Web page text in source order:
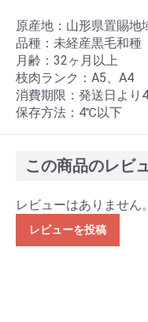
原産地：山形県置賜地
品種：未経産黒毛和種
月齢：32ヶ月以上
枝肉ランク：A5、A4
消費期限：発送日より
保存方法：4℃以下
この商品のレビ
レビューはありません。
レビューを投稿